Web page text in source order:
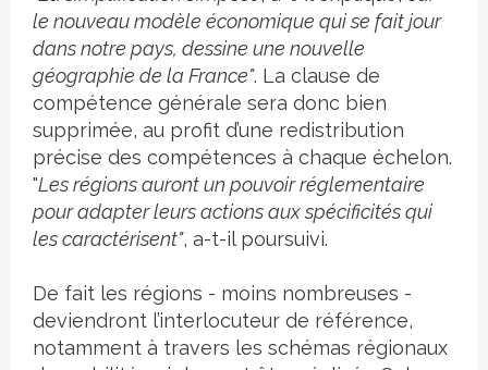
le nouveau modèle économique qui se fait jour
dans notre pays, dessine une nouvelle
géographie de la France". La clause de
compétence générale sera donc bien
supprimée, au profit d’une redistribution
précise des compétences à chaque échelon.
"Les régions auront un pouvoir réglementaire
pour adapter leurs actions aux spécificités qui
les caractérisent", a-t-il poursuivi.
De fait les régions - moins nombreuses -
deviendront l’interlocuteur de référence,
notamment à travers les schémas régionaux